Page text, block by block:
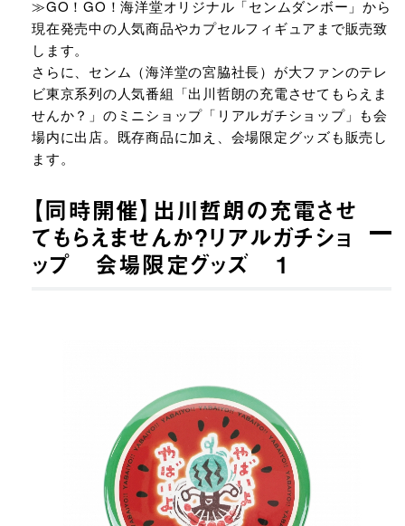
≫GO！GO！海洋堂オリジナル「センムダンボー」から
現在発売中の人気商品やカプセルフィギュアまで販売致
します。
さらに、センム（海洋堂の宮脇社長）が大ファンのテレ
ビ東京系列の人気番組「出川哲朗の充電させてもらえま
せんか？」のミニショップ「リアルガチショップ」も会
場内に出店。既存商品に加え、会場限定グッズも販売し
ます。
【同時開催】出川哲朗の充電させ
てもらえませんか？リアルガチショ
ップ 会場限定グッズ １